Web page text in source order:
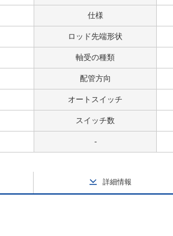
仕様
ロッド先端形状
軸受の種類
配管方向
オートスイッチ
スイッチ数
-
詳細情報